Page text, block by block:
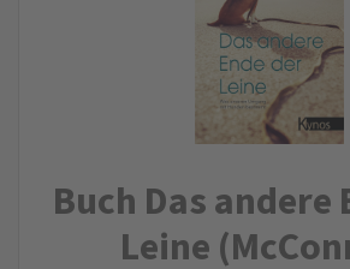
Buch Das andere
Leine